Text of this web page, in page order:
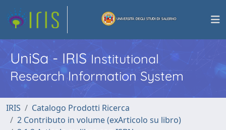
UniSa - IRISInstitutional
Research Information System
IRIS
Catalogo Prodotti Ricerca
2 Contributo in volume (exArticolo su libro)